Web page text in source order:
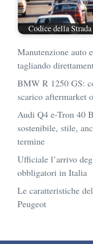
Codice della
Manutenzione auto
tagliando
BMW R 1250 GS:
scarico aftermarket
Audi Q4 e-Tron 40
sostenibile, stile,
termine
Ufficiale l’arrivo
obbligatori in Italia
Le caratteristiche
Peugeot